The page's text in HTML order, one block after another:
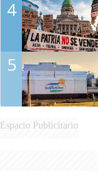
4
5
Espacio Publicitario